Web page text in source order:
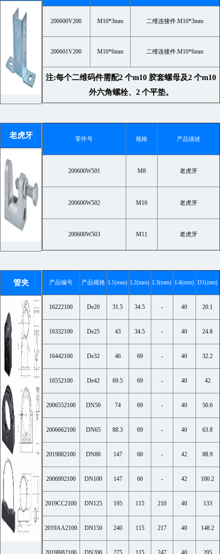
200600V200 M10*3mm 二维连接件.M10*3mm
200601V200 M10*6mm 二维连接件.M10*6mm
注:每个二维码件需配2 个m10 胶套螺母及2 个m10
外六角螺栓、2 个平垫。
老虎牙 零件号 规格 产品描述
200600W501 M8 老虎牙
200600W502 M10 老虎牙
200600W503 M11 老虎牙
管夹 产品编号 产品规格 L1(mm) L2(mm) L3(mm) L4(mm) D1(mm)
16222100 De20 31.5 34.5 - 40 20.1
16332100 De25 43 34.5 - 40 24.8
16442100 De32 46 69 - 40 32.2
16552100 De42 69.5 69 - 40 42
2006552100 DN50 74 69 - 40 50.6
2006662100 DN65 88.3 69 - 40 63.8
2019882100 DN80 147 60 - 42 88.9
2006992100 DN100 147 60 - 42 100.2
2019CC2100 DN125 195 115 210 40 133
2019AA2100 DN150 240 115 217 40 148.2
2019BB2100 DN200 275 115 247 40 205